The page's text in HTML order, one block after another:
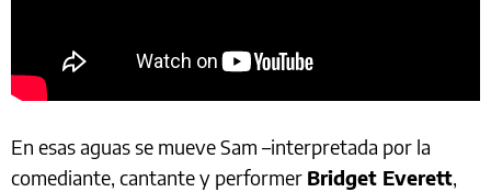
En esas aguas se mueve Sam –interpretada por la
comediante, cantante y performer Bridget Everett,